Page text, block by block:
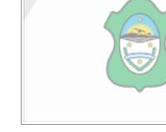
bondi
Boleto
estudiantil